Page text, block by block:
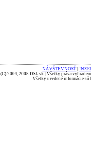
NÁVŠTEVNOSŤ
(C) 2004, 2005 DSL.sk | Všetky práva
Všetky uvedené informácie sú